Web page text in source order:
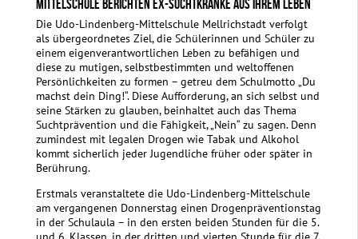
MITTELSCHULE BERICHTEN EX-SUCHTKRANKE AUS IHREM LEBEN
Die Udo-Lindenberg-Mittelschule Mellrichstadt verfolgt
als übergeordnetes Ziel, die Schülerinnen und Schüler zu
einem eigenverantwortlichen Leben zu befähigen und
diese zu mutigen, selbstbestimmten und weltoffenen
Persönlichkeiten zu formen – getreu dem Schulmotto „Du
machst dein Ding!“. Diese Aufforderung, an sich selbst und
seine Stärken zu glauben, beinhaltet auch das Thema
Suchtprävention und die Fähigkeit, „Nein“ zu sagen. Denn
zumindest mit legalen Drogen wie Tabak und Alkohol
kommt sicherlich jeder Jugendliche früher oder später in
Berührung.
Erstmals veranstaltete die Udo-Lindenberg-Mittelschule
am vergangenen Donnerstag einen Drogenpräventionstag
in der Schulaula – in den ersten beiden Stunden für die 5.